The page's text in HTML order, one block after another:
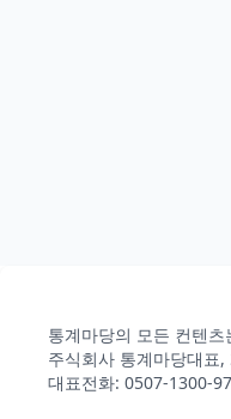
통계마당의 모든 컨텐
주식회사 통계마당대표,
대표전화: 0507-